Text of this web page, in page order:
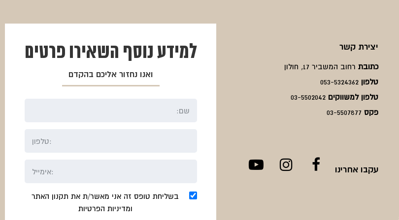
יצירת קשר
כתובת רחוב המשביר 17, חולון
טלפון 053-5324362
טלפון למשווקים 03-5502042
פקס03-5507877
עקבו אחרינו
למידע נוסף השאירו פרטים
ואנו נחזור אליכם בהקדם
בשליחת טופס זה אני מאשר/ת את תקנון האתר
ומדיניות הפרטיות